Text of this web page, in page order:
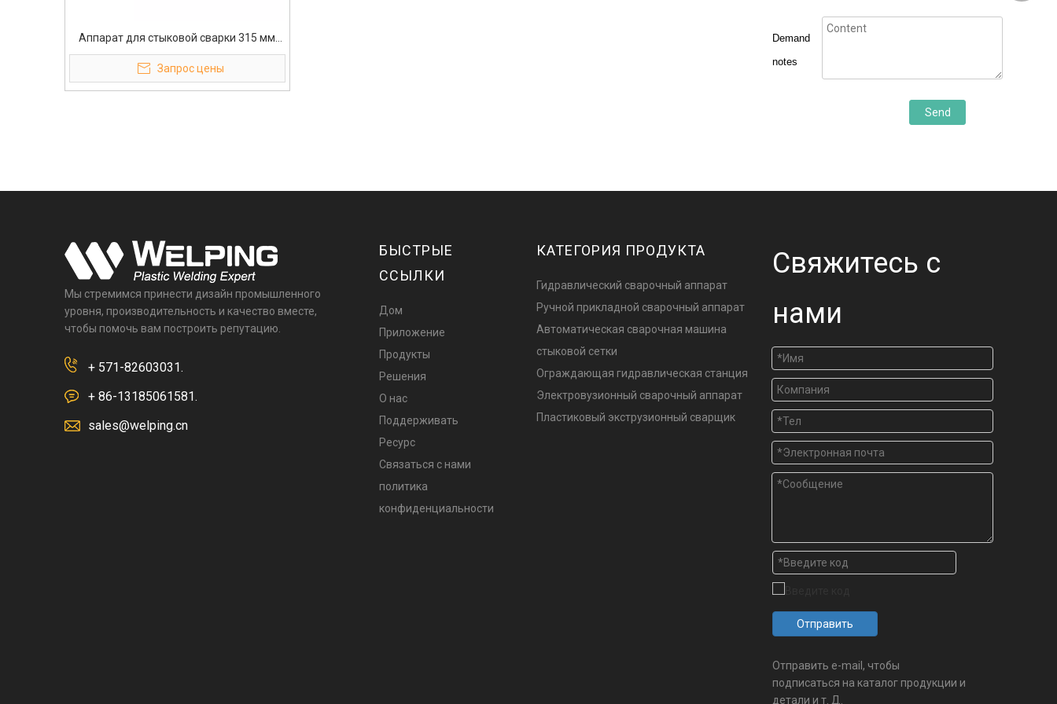
Аппарат для стыковой сварки 315 мм
Гидравлический аппарат для стыковой
сварки HDPE
Запрос цены
Demand
notes
Send
Мы стремимся принести дизайн промышленного
уровня, производительность и качество вместе,
чтобы помочь вам построить репутацию.
+ 571-82603031.
+ 86-13185061581.
sales@welping.cn
БЫСТРЫЕ
ССЫЛКИ
Дом
Приложение
Продукты
Решения
О нас
Поддерживать
Ресурс
Связаться с нами
политика
конфиденциальности
КАТЕГОРИЯ ПРОДУКТА
Гидравлический сварочный аппарат
Ручной прикладной сварочный аппарат
Автоматическая сварочная машина
стыковой сетки
Ограждающая гидравлическая станция
Электровузионный сварочный аппарат
Пластиковый экструзионный сварщик
Свяжитесь с
нами
Отправить
Отправить e-mail, чтобы
подписаться на каталог продукции и
детали и т. Д.